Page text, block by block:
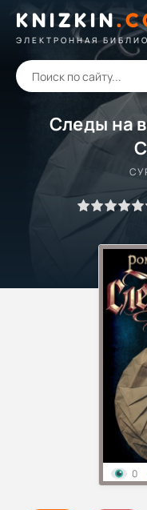
KNIZKIN.
ЭЛЕКТРОННАЯ
Следы на
0